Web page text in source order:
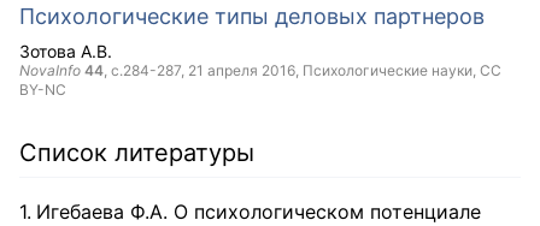
Психологические типы деловых партнеров
Зотова А.В.
NovaInfo 44, с.284-287, 21 апреля 2016, Психологические науки, CC
BY-NC
Список литературы
Игебаева Ф.А. О психологическом потенциале